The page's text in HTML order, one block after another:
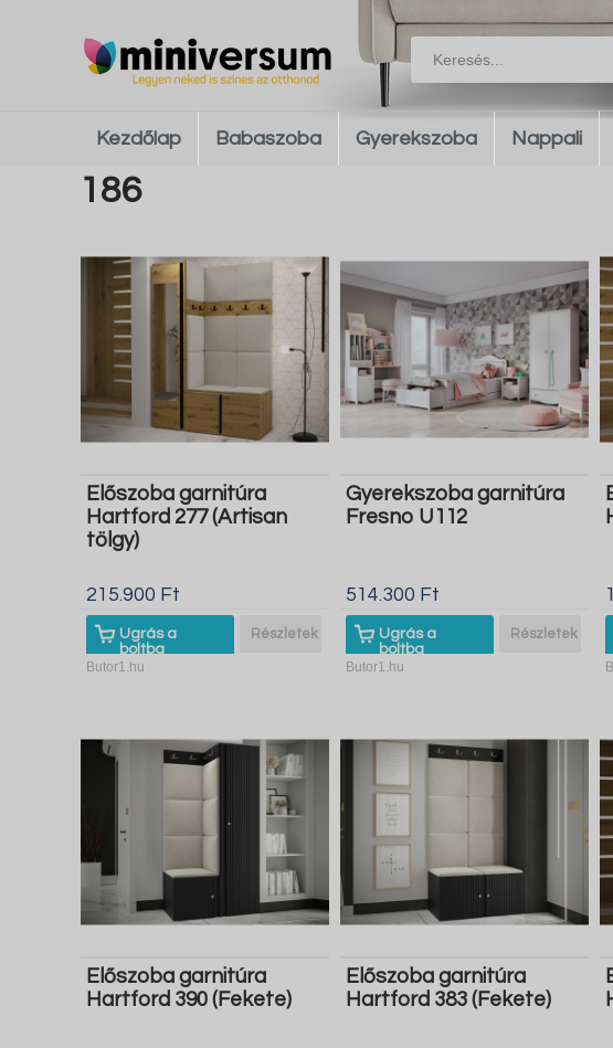
Kezdőlap Babaszoba Gyerekszoba Nappali
186
Előszoba garnitúra
Hartford 277 (Artisan
tölgy)
215.900 Ft
Ugrás a
boltba
Részletek
Butor1.hu
Gyerekszoba garnitúra
Fresno U112
514.300 Ft
Ugrás a
boltba
Részletek
Butor1.hu
Előszoba garnitúra
Hartford 390 (Fekete)
Előszoba garnitúra
Hartford 383 (Fekete)